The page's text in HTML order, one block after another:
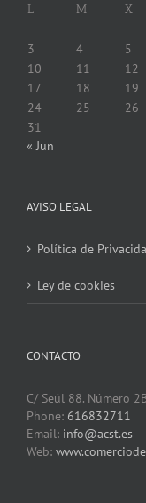
L M X
3
4 5
10
11 12
17
18 19
24
25 26
31
« Jun
AVISO LEGAL
Política de
Ley de cookies
CONTACTO
C/ Seúl 88. Número
Phone: 616832711
Email: info@acst.es
Web: